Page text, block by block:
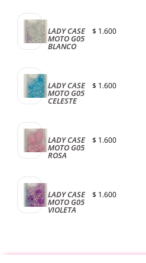
LADY CASE
MOTO G05
BLANCO
$ 1.600
LADY CASE
MOTO G05
CELESTE
$ 1.600
LADY CASE
MOTO G05
ROSA
$ 1.600
LADY CASE
MOTO G05
VIOLETA
$ 1.600